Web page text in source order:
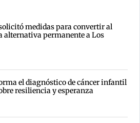
medidas para convertir al
alternativa permanente a Los
el diagnóstico de cáncer infantil
resiliencia y esperanza